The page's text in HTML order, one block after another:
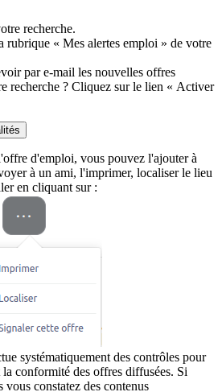
recherche.
rubrique « Mes alertes emploi » de votre
par e-mail les nouvelles offres
recherche ? Cliquez sur le lien « Activer
d'emploi, vous pouvez l'ajouter à
à un ami, l'imprimer, localiser le lieu
en cliquant sur :
systématiquement des contrôles pour
conformité des offres diffusées. Si
vous constatez des contenus